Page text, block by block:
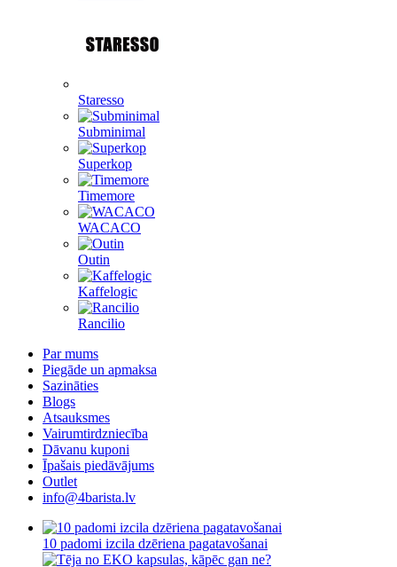
Staresso
Subminimal
Superkop
Timemore
WACACO
Outin
Kaffelogic
Rancilio
Par mums
Piegāde un apmaksa
Sazināties
Blogs
Atsauksmes
Vairumtirdzniecība
Dāvanu kuponi
Īpašais piedāvājums
Outlet
info@4barista.lv
10 padomi izcila dzēriena pagatavošanai